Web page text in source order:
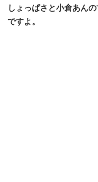
しょっぱさと小倉あん
ですよ。